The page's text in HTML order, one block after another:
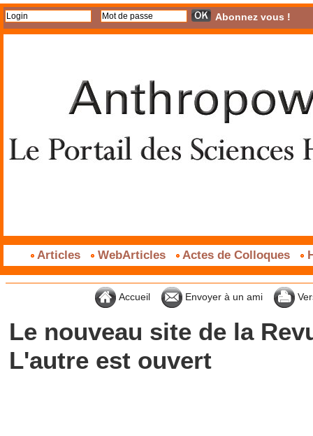
Abonnez vous !
Articles WebArticles Actes de Colloques
Accueil Envoyer à un ami
Le nouveau site de la
L'autre est ouvert